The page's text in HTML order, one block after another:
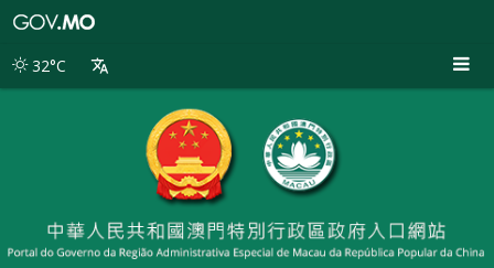
別
32°C